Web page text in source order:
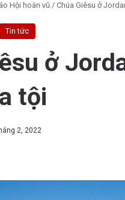
Hội hoàn vũ / Chúa Giêsu ở
Tin tức
ở
tội
2, 2022